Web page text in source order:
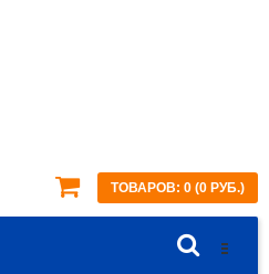
ТОВАРОВ: 0 (0 РУБ.)